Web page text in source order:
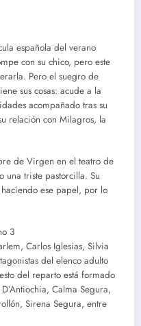
española del verano
con su chico, pero este
Pero el suegro de
sus cosas: acude a la
acompañado tras su
relación con Milagros, la
de Virgen en el teatro de
una triste pastorcilla. Su
ese papel, por lo
3
Carlos Iglesias, Silvia
del elenco adulto
del reparto está formado
Calma Segura,
Sirena Segura, entre